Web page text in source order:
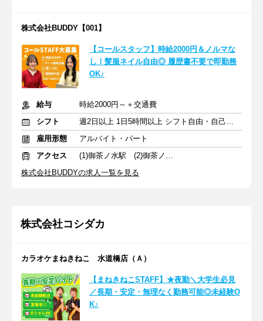
株式会社BUDDY【001】
【コールスタッフ】時給2000円＆ノルマな
し！髪服ネイル自由◎ 履歴書不要で即勤務
OK♪
給与
時給2000円～＋交通費
シフト
週2日以上 1日5時間以上 シフト自由・自己申告
雇用形態
アルバイト・パート
アクセス
(1)御茶ノ水駅 (2)御茶ノ水駅
株式会社BUDDYの求人一覧を見る
株式会社コシダカ
カラオケまねきねこ 水道橋店（Ａ）
【まねきねこSTAFF】★夜勤＼大学生必見
／長期・安定・無理なく勤務可能◎未経験O
K♪